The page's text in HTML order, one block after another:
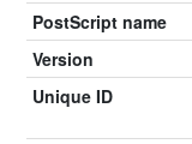
PostScript name
Version
Unique ID